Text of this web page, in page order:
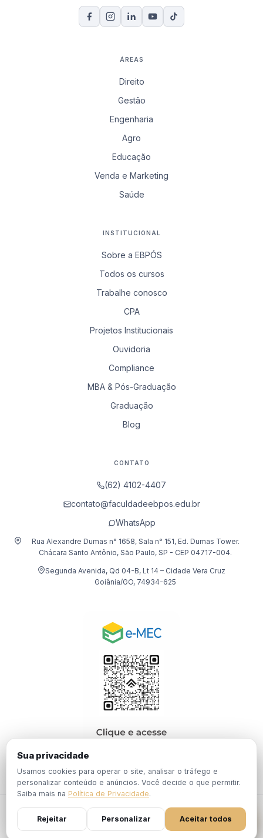
ÁREAS
Direito
Gestão
Engenharia
Agro
Educação
Venda e Marketing
Saúde
INSTITUCIONAL
Sobre a EBPÓS
Todos os cursos
Trabalhe conosco
CPA
Projetos Institucionais
Ouvidoria
Compliance
MBA & Pós-Graduação
Graduação
Blog
CONTATO
(62) 4102-4407
contato@faculdadeebpos.edu.br
WhatsApp
Rua Alexandre Dumas n° 1658, Sala n° 151, Ed. Dumas Tower.
Chácara Santo Antônio, São Paulo, SP - CEP 04717-004.
Segunda Avenida, Qd 04-B, Lt 14 – Cidade Vera Cruz
Goiânia/GO, 74934-625
© 2026 EBPÓS. Todos os direitos reservados.
Política de
Privacidade
Termos de
Uso
Portaria Nº 1.201, de 19 de Dezembro de
2024
Sua privacidade
Usamos cookies para operar o site, analisar o tráfego e
personalizar conteúdo e anúncios. Você decide o que permitir.
Saiba mais na Política de Privacidade.
Rejeitar Personalizar Aceitar todos